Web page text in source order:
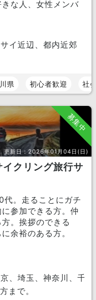
な人、女性メンバ
イ近辺、都内近郊
県 初心者歓迎 社
募集中
更新日：2026年01月04日(日)
クリング旅行サ
代。走ることにガチ
参加できる方。仲
。挨拶のできる
余裕のある方。
、埼玉、神奈川、千
まで。